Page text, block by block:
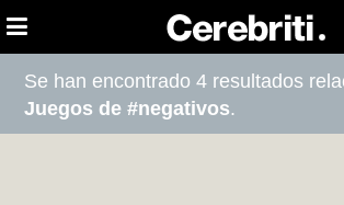
Se han encontrado 4 resultados
Juegos de #negativos.